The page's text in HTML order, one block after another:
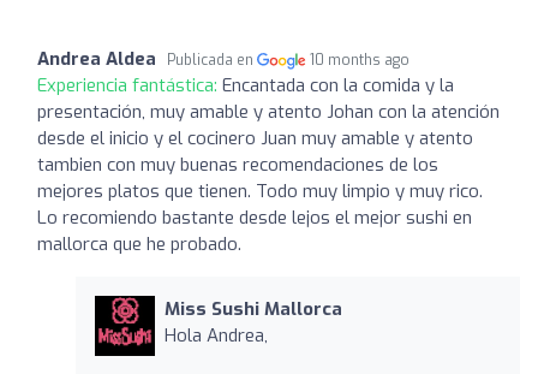
Andrea Aldea Publicada en 10 months ago
Experiencia fantástica: Encantada con la comida y la
presentación, muy amable y atento Johan con la atención
desde el inicio y el cocinero Juan muy amable y atento
tambien con muy buenas recomendaciones de los
mejores platos que tienen. Todo muy limpio y muy rico.
Lo recomiendo bastante desde lejos el mejor sushi en
mallorca que he probado.
Miss Sushi Mallorca
Hola Andrea,